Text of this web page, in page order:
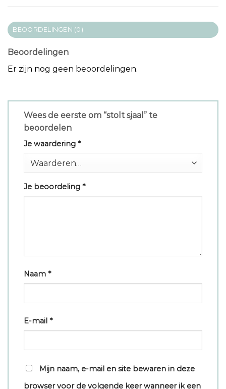
BEOORDELINGEN (0)
Beoordelingen
Er zijn nog geen beoordelingen.
Wees de eerste om “stolt sjaal” te
beoordelen
Je waardering *
Je beoordeling *
Naam *
E-mail *
Mijn naam, e-mail en site bewaren in deze
browser voor de volgende keer wanneer ik een